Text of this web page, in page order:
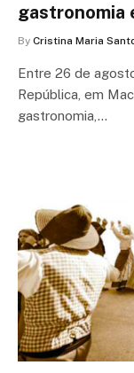
gastronomia
By Cristina Maria
Entre 26 de
República, em
gastronomia,…